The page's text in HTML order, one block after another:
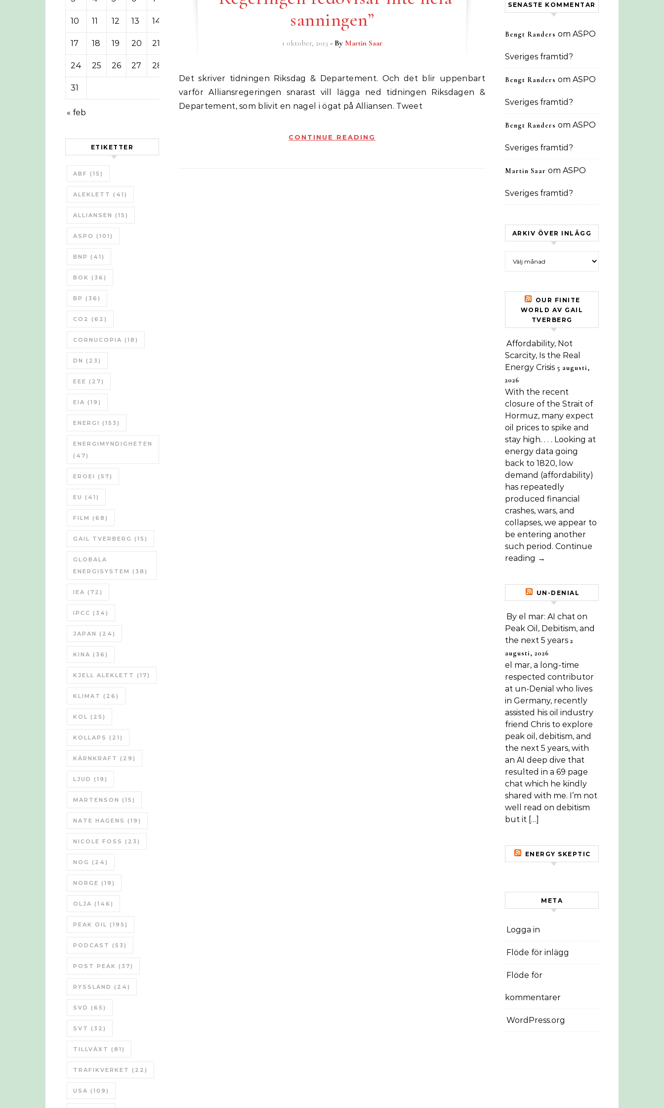
10 11 12 13 14
17 18 19 20 21
24 25 26 27 28
31
« feb
ETIKETTER
ABF (15)
ALEKLETT (41)
ALLIANSEN (15)
ASPO (101)
BNP (41)
BOK (36)
BP (36)
CO2 (62)
CORNUCOPIA (18)
DN (23)
EEE (27)
EIA (19)
ENERGI (153)
ENERGIMYNDIGHETEN
(47)
EROEI (57)
EU (41)
FILM (68)
GAIL TVERBERG (15)
GLOBALA
ENERGISYSTEM (38)
IEA (72)
IPCC (34)
JAPAN (24)
KINA (36)
KJELL ALEKLETT (17)
KLIMAT (26)
KOL (25)
KOLLAPS (21)
KÄRNKRAFT (29)
LJUD (19)
MARTENSON (15)
NATE HAGENS (19)
NICOLE FOSS (23)
NOG (24)
NORGE (19)
OLJA (146)
PEAK OIL (195)
PODCAST (53)
POST PEAK (37)
RYSSLAND (24)
SVD (65)
SVT (32)
TILLVÄXT (81)
TRAFIKVERKET (22)
USA (109)
sanningen”
1 oktober, 2013 - By Martin Saar
Det skriver tidningen Riksdag & Departement. Och det blir uppenbart
varför Alliansregeringen snarast vill lägga ned tidningen Riksdagen &
Departement, som blivit en nagel i ögat på Alliansen. Tweet
CONTINUE READING
SENASTE KOMMENTAR
Bengt Randers om ASPO
Sveriges framtid?
Bengt Randers om ASPO
Sveriges framtid?
Bengt Randers om ASPO
Sveriges framtid?
Martin Saar om ASPO
Sveriges framtid?
ARKIV ÖVER INLÄGG
OUR FINITE
WORLD AV GAIL
TVERBERG
Affordability, Not
Scarcity, Is the Real
Energy Crisis 5 augusti,
2026
With the recent
closure of the Strait of
Hormuz, many expect
oil prices to spike and
stay high. . . . Looking at
energy data going
back to 1820, low
demand (affordability)
has repeatedly
produced financial
crashes, wars, and
collapses, we appear to
be entering another
such period. Continue
reading →
UN-DENIAL
By el mar: AI chat on
Peak Oil, Debitism, and
the next 5 years 2
augusti, 2026
el mar, a long-time
respected contributor
at un-Denial who lives
in Germany, recently
assisted his oil industry
friend Chris to explore
peak oil, debitism, and
the next 5 years, with
an AI deep dive that
resulted in a 69 page
chat which he kindly
shared with me. I’m not
well read on debitism
but it […]
ENERGY SKEPTIC
META
Logga in
Flöde för inlägg
Flöde för
kommentarer
WordPress.org